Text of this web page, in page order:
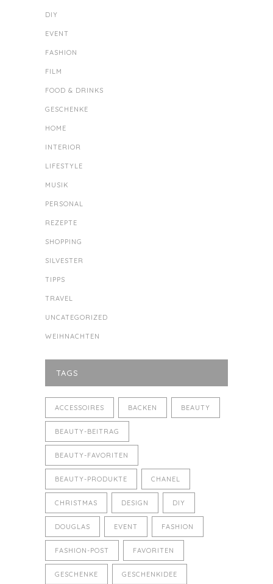
DIY
EVENT
FASHION
FILM
FOOD & DRINKS
GESCHENKE
HOME
INTERIOR
LIFESTYLE
MUSIK
PERSONAL
REZEPTE
SHOPPING
SILVESTER
TIPPS
TRAVEL
UNCATEGORIZED
WEIHNACHTEN
TAGS
ACCESSOIRES BACKEN BEAUTY
BEAUTY-BEITRAG
BEAUTY-FAVORITEN
BEAUTY-PRODUKTE CHANEL
CHRISTMAS DESIGN DIY
DOUGLAS EVENT FASHION
FASHION-POST FAVORITEN
GESCHENKE GESCHENKIDEE